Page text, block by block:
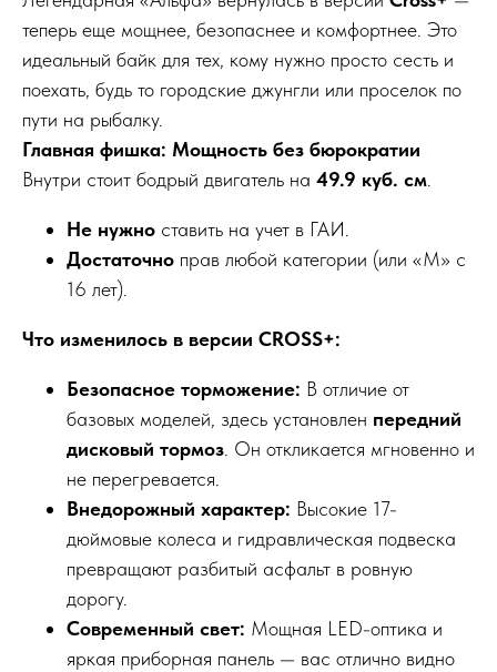
теперь еще мощнее, безопаснее и комфортнее. Это
идеальный байк для тех, кому нужно просто сесть и
поехать, будь то городские джунгли или проселок по
пути на рыбалку.
Главная фишка: Мощность без бюрократии
Внутри стоит бодрый двигатель на 49.9 куб. см
Не нужно ставить на учет в ГАИ.
Достаточно прав любой категории (или «М» с
16 лет).
Что изменилось в версии CROSS+:
Безопасное торможение: В отличие от
базовых моделей, здесь установлен передний
дисковый тормоз . Он откликается мгновенно и
не перегревается.
Внедорожный характер: Высокие 17-
дюймовые колеса и гидравлическая подвеска
превращают разбитый асфальт в ровную
дорогу.
Современный свет: Мощная LED-оптика и
яркая приборная панель — вас отлично видно